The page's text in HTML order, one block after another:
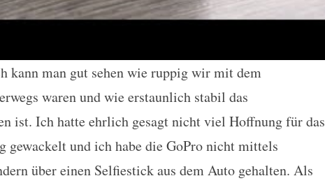
kann man gut sehen wie ruppig wir mit dem
waren und wie erstaunlich stabil das
ist. Ich hatte ehrlich gesagt nicht viel Hoffnung für das
gewackelt und ich habe die GoPro nicht mittels
über einen Selfiestick aus dem Auto gehalten. Als